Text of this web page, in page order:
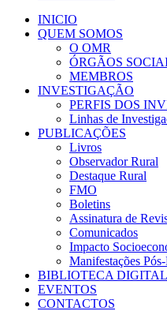
INICIO
QUEM SOMOS
O OMR
ÓRGÃOS
MEMBROS
INVESTIGAÇÃO
PERFIS DOS
Linhas de
PUBLICAÇÕES
Livros
Observador Rural
Destaque Rural
FMO
Boletins
Assinatura de
Comunicados
Impacto
Manifestações
BIBLIOTECA DIGITAL
EVENTOS
CONTACTOS